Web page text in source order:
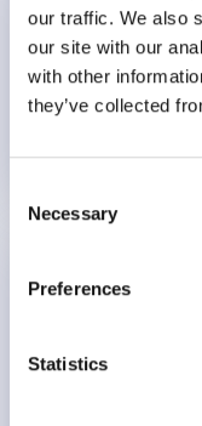
our traffic. We also
our site with our
with other
they’ve collected
Selection
Necessary
Preferences
Statistics